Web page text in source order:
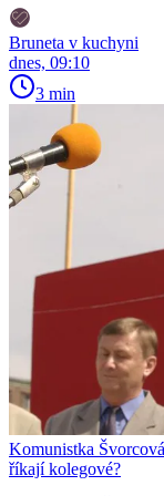
Bruneta v kuchyni
dnes, 09:10
3 min
Komunistka
říkají kolegové?